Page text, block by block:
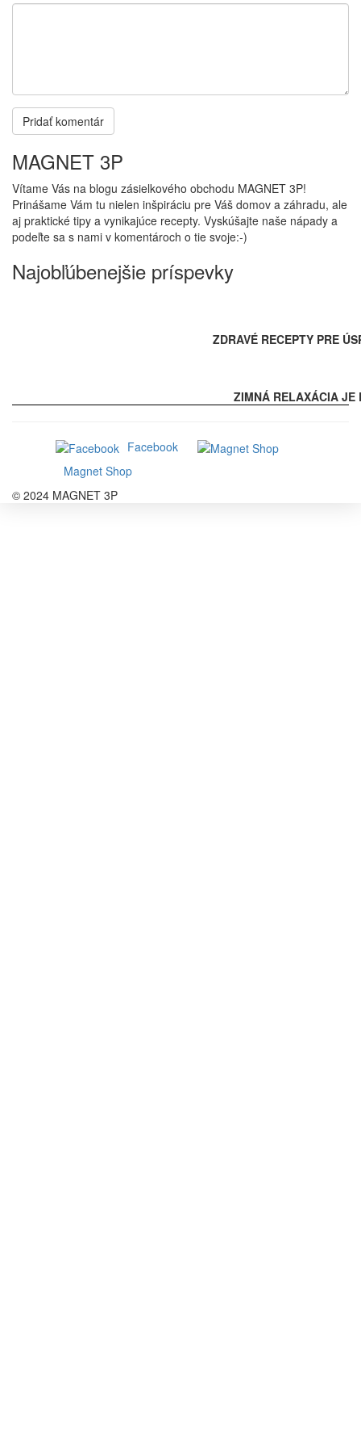
MAGNET 3P
Vítame Vás na blogu zásielkového obchodu MAGNET 3P!
Prinášame Vám tu nielen inšpiráciu pre Váš domov a záhradu, ale
aj praktické tipy a vynikajúce recepty. Vyskúšajte naše nápady a
podeľte sa s nami v komentároch o tie svoje:-)
Najobľúbenejšie príspevky
ZDRAVÉ RECEPTY PRE
ZIMNÁ RELAXÁCIA JE
Facebook
Magnet Shop
© 2024 MAGNET 3P